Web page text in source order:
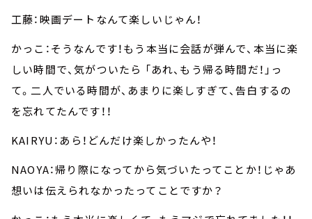
工藤：映画デートなんて楽しいじゃん！
かっこ：そうなんです！もう本当に会話が弾んで、本当に楽
しい時間で、気がついたら 「あれ、もう帰る時間だ！」っ
て。二人でいる時間が、あまりに楽しすぎて、告白するの
を忘れてたんです！！
KAIRYU：あら！どんだけ楽しかったんや！
NAOYA：帰り際になってから気づいたってことか！じゃあ
想いは伝えられなかったってことですか？